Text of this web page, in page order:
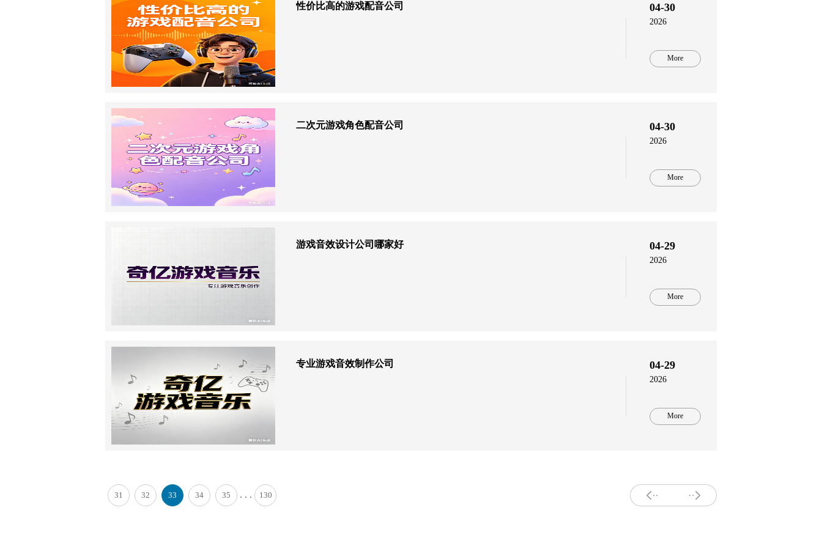
性价比高的游戏配音公司 04-30
2026
More
二次元游戏角色配音公司 04-30
2026
More
游戏音效设计公司哪家好 04-29
2026
More
专业游戏音效制作公司 04-29
2026
More
31 32 33 34 35 . . . 130